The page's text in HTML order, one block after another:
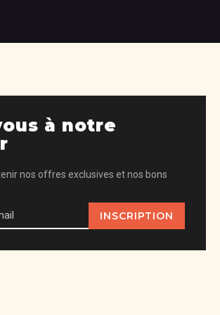
à notre
nos offres exclusives et nos bons
INSCRIPTION